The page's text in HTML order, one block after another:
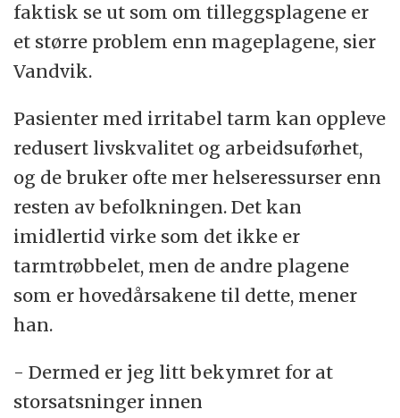
faktisk se ut som om tilleggsplagene er
et større problem enn mageplagene, sier
Vandvik.
Pasienter med irritabel tarm kan oppleve
redusert livskvalitet og arbeidsuførhet,
og de bruker ofte mer helseressurser enn
resten av befolkningen. Det kan
imidlertid virke som det ikke er
tarmtrøbbelet, men de andre plagene
som er hovedårsakene til dette, mener
han.
- Dermed er jeg litt bekymret for at
storsatsninger innen